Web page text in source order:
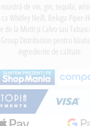
de vin, gin, tequila,
Whitley Neill, Beluga Piper-
de la Mutti și Calvo sau
Distribution pentru
ingrediente de calitate.